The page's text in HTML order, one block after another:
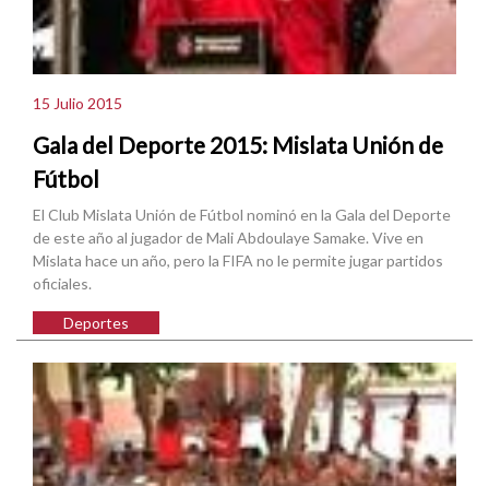
15 Julio 2015
Gala del Deporte 2015: Mislata Unión de
Fútbol
El Club Mislata Unión de Fútbol nominó en la Gala del Deporte
de este año al jugador de Mali Abdoulaye Samake. Vive en
Mislata hace un año, pero la FIFA no le permite jugar partidos
oficiales.
Deportes